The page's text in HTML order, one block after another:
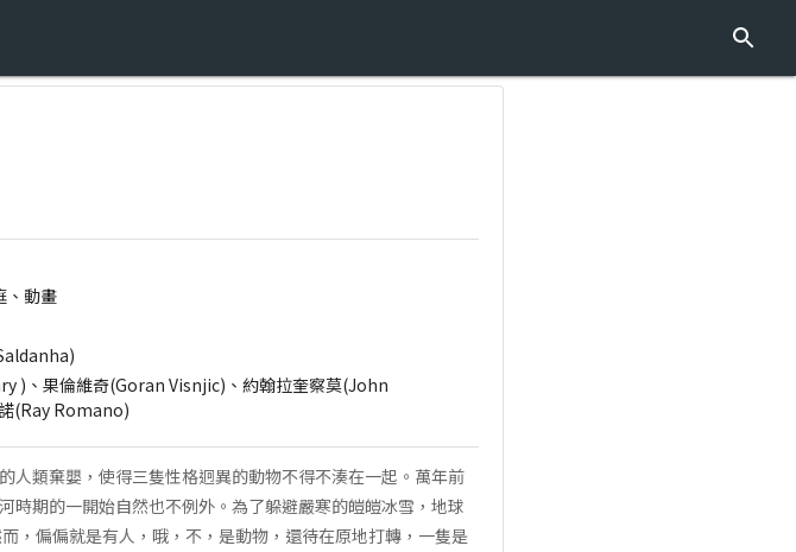
、動畫
)、果倫維奇(Goran Visnjic)、約翰拉奎察莫(John
(Ray Romano)
人類棄嬰，使得三隻性格迥異的動物不得不湊在一起。萬年前
時期的一開始自然也不例外。為了躲避嚴寒的皚皚冰雪，地球
，偏偏就是有人，哦，不，是動物，還待在原地打轉，一隻是